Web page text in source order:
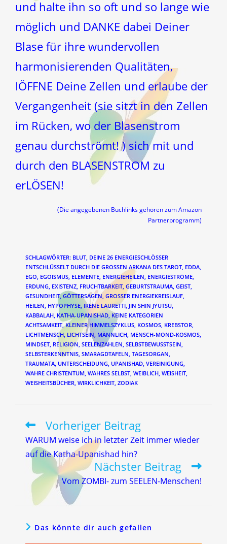
und halte ihn so oft und so lange wie
möglich und DANKE dabei Deiner
Blase für ihre wundervollen
harmonisierenden Qualitäten,
IÖFFNE Deine Zellen und erlaube der
Vergangenheit (sie sitzt in den Zellen
im Rücken, wo der Blasenstrom
genau durchströmt! ) sich mit und
durch den BLASENSTROM zu
erLÖSEN!
(Die angegebenen Buchlinks gehören zum Amazon
Partnerprogramm)
SCHLAGWÖRTER: BLUT, DEINE 26 ENERGIESCHLÖSSER
ENTSCHLÜSSELT DURCH DIE GROSSEN ARKANA DES TAROT , EDDA,
EGO, EGOISMUS, ELEMENTE, ENERGIEHEILEN, ENERGIESTRÖME,
ERDUNG, EXISTENZ, FRUCHTBARKEIT, GEBURTSTRAUMA, GEIST,
GESUNDHEIT, GÖTTERSAGEN, GROSSER ENERGIEKREISLAUF ,
HEILEN, HYPOPHYSE, IRENE LAURETTI, JIN SHIN JYUTSU,
KABBALAH, KATHA-UPANISHAD, KEINE KATEGORIEN
ACHTSAMKEIT, KLEINER HIMMELSZYKLUS, KOSMOS, KREBSTOR,
LICHTMENSCH, LICHTSEIN, MÄNNLICH, MENSCH-MOND-KOSMOS,
MINDSET, RELIGION, SEELENZAHLEN, SELBSTBEWUSSTSEIN,
SELBSTERKENNTNIS, SMARAGDTAFELN, TAGESORGAN,
TRAUMATA, UNTERSCHEIDUNG, UPANISHAD, VEREINIGUNG,
WAHRE CHRISTENTUM, WAHRES SELBST, WEIBLICH, WEISHEIT,
WEISHEITSBÜCHER, WIRKLICHKEIT, ZODIAK
Weitere
ansehen
Vorheriger Beitrag
WARUM weise ich in letzter Zeit immer wieder
auf die Katha-Upanishad hin?
Nächster Beitrag
Vom ZOMBI- zum SEELEN-Menschen!
Das könnte dir auch gefallen